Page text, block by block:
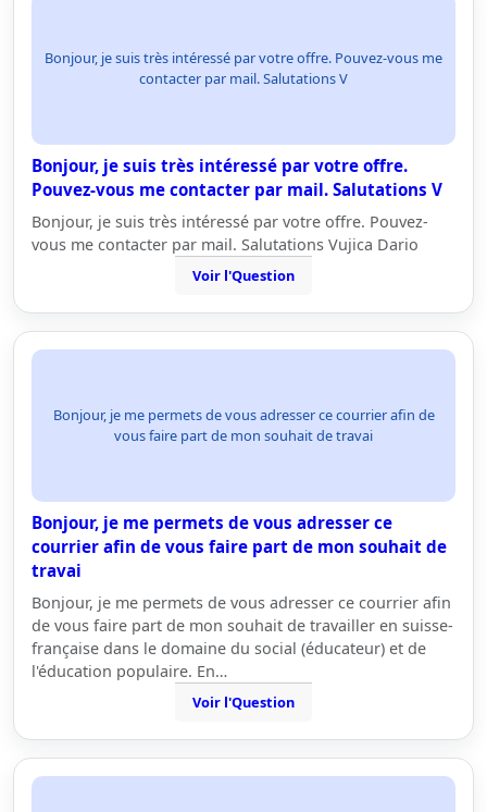
Bonjour, je suis très intéressé par votre offre. Pouvez-vous me
contacter par mail. Salutations V
Bonjour, je suis très intéressé par votre offre.
Pouvez-vous me contacter par mail. Salutations V
Bonjour, je suis très intéressé par votre offre. Pouvez-
vous me contacter par mail. Salutations Vujica Dario
Voir l'Question
Bonjour, je me permets de vous adresser ce courrier afin de
vous faire part de mon souhait de travai
Bonjour, je me permets de vous adresser ce
courrier afin de vous faire part de mon souhait de
travai
Bonjour, je me permets de vous adresser ce courrier afin
de vous faire part de mon souhait de travailler en suisse-
française dans le domaine du social (éducateur) et de
l'éducation populaire. En…
Voir l'Question